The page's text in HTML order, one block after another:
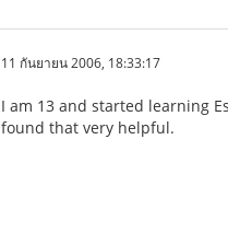
11 กันยายน 2006, 18:33:17
I am 13 and started learning
found that very helpful.